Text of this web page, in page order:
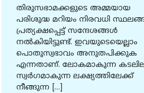
തിരുസഭാമക്കളുടെ അമ്മയായ
പരിശുദ്ധ മറിയം നിരവധി
പ്രത്യക്ഷപ്പെട്ട് സന്ദേശങ്ങൾ
നൽകിയിട്ടുണ്ട്. ഇവയുടെയെല്ലാം
പൊതുസ്വഭാവം അനുതപിക്കുക
എന്നതാണ്. ലോകമാകുന്ന
സ്വർഗമാകുന്ന ലക്ഷ്യത്തിലേക്ക്
നീങ്ങുന്ന […]